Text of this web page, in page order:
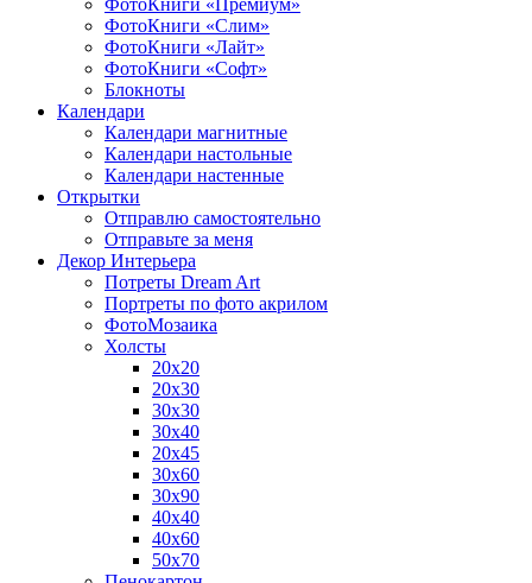
ФотоКниги «Слим»
ФотоКниги «Лайт»
ФотоКниги «Софт»
Блокноты
Календари
Календари магнитные
Календари настольные
Календари настенные
Открытки
Отправлю самостоятельно
Отправьте за меня
Декор Интерьера
Потреты Dream Art
Портреты по фото акрилом
ФотоМозаика
Холсты
20х20
20х30
30х30
30х40
20х45
30х60
30х90
40х40
40х60
50х70